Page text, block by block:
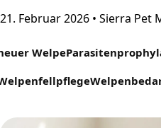
21. Februar 2026 • Sierra Pet
Welpe